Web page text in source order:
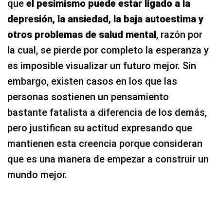
que el pesimismo puede estar ligado a la
depresión, la ansiedad, la baja autoestima y
otros problemas de salud mental, razón por
la cual, se pierde por completo la esperanza y
es imposible visualizar un futuro mejor. Sin
embargo, existen casos en los que las
personas sostienen un pensamiento
bastante fatalista a diferencia de los demás,
pero justifican su actitud expresando que
mantienen esta creencia porque consideran
que es una manera de empezar a construir un
mundo mejor.